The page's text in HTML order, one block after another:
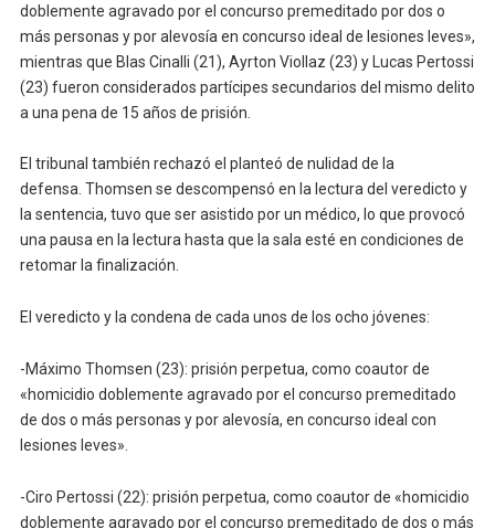
doblemente agravado por el concurso premeditado por dos o
más personas y por alevosía en concurso ideal de lesiones leves»,
mientras que Blas Cinalli (21), Ayrton Viollaz (23) y Lucas Pertossi
(23) fueron considerados partícipes secundarios del mismo delito
a una pena de 15 años de prisión.
El tribunal también rechazó el planteó de nulidad de la
defensa. Thomsen se descompensó en la lectura del veredicto y
la sentencia, tuvo que ser asistido por un médico, lo que provocó
una pausa en la lectura hasta que la sala esté en condiciones de
retomar la finalización.
El veredicto y la condena de cada unos de los ocho jóvenes:
-Máximo Thomsen (23): prisión perpetua, como coautor de
«homicidio doblemente agravado por el concurso premeditado
de dos o más personas y por alevosía, en concurso ideal con
lesiones leves».
-Ciro Pertossi (22): prisión perpetua, como coautor de «homicidio
doblemente agravado por el concurso premeditado de dos o más